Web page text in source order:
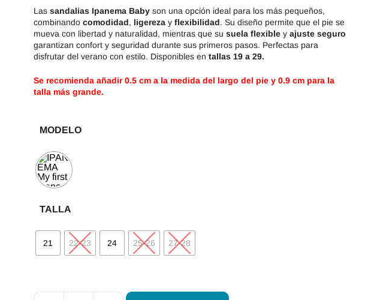
RIA
Stitch & Walk
Vivant
Snugi
Titanitos
Tikki
Las sandalias Ipanema Baby son una opción ideal para los más pequeños,
combinando comodidad, ligereza y flexibilidad. Su diseño permite que el pie se
mueva con libertad y naturalidad, mientras que su suela flexible y ajuste seguro
garantizan confort y seguridad durante sus primeros pasos. Perfectas para
disfrutar del verano con estilo. Disponibles en tallas 19 a 29.
Se recomienda añadir 0.5 cm a la medida del largo del pie y 0.9 cm para la
talla más grande.
MODELO
TALLA
21 22-23 24 25-26 27-28